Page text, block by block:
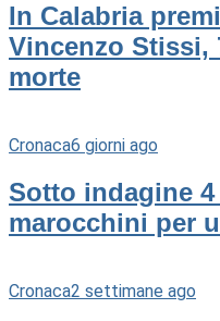
In Calabria
Vincenzo Stissi,
morte
Cronaca6 giorni ago
Sotto indagine
marocchini per
Cronaca2 settimane ago